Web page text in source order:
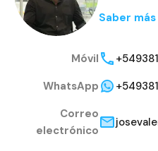
Saber más
Móvil
WhatsApp
Correo
electrónico